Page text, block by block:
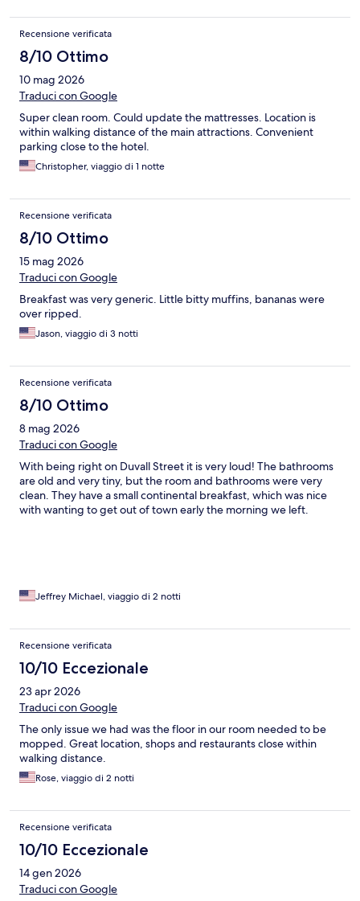
Recensione verificata
8/10 Ottimo
10 mag 2026
Traduci con Google
Super clean room. Could update the mattresses. Location is
within walking distance of the main attractions. Convenient
parking close to the hotel.
Christopher, viaggio di 1 notte
Recensione verificata
8/10 Ottimo
15 mag 2026
Traduci con Google
Breakfast was very generic. Little bitty muffins, bananas were
over ripped.
Jason, viaggio di 3 notti
Recensione verificata
8/10 Ottimo
8 mag 2026
Traduci con Google
With being right on Duvall Street it is very loud! The bathrooms
are old and very tiny, but the room and bathrooms were very
clean. They have a small continental breakfast, which was nice
with wanting to get out of town early the morning we left.
Jeffrey Michael, viaggio di 2 notti
Recensione verificata
10/10 Eccezionale
23 apr 2026
Traduci con Google
The only issue we had was the floor in our room needed to be
mopped. Great location, shops and restaurants close within
walking distance.
Rose, viaggio di 2 notti
Recensione verificata
10/10 Eccezionale
14 gen 2026
Traduci con Google